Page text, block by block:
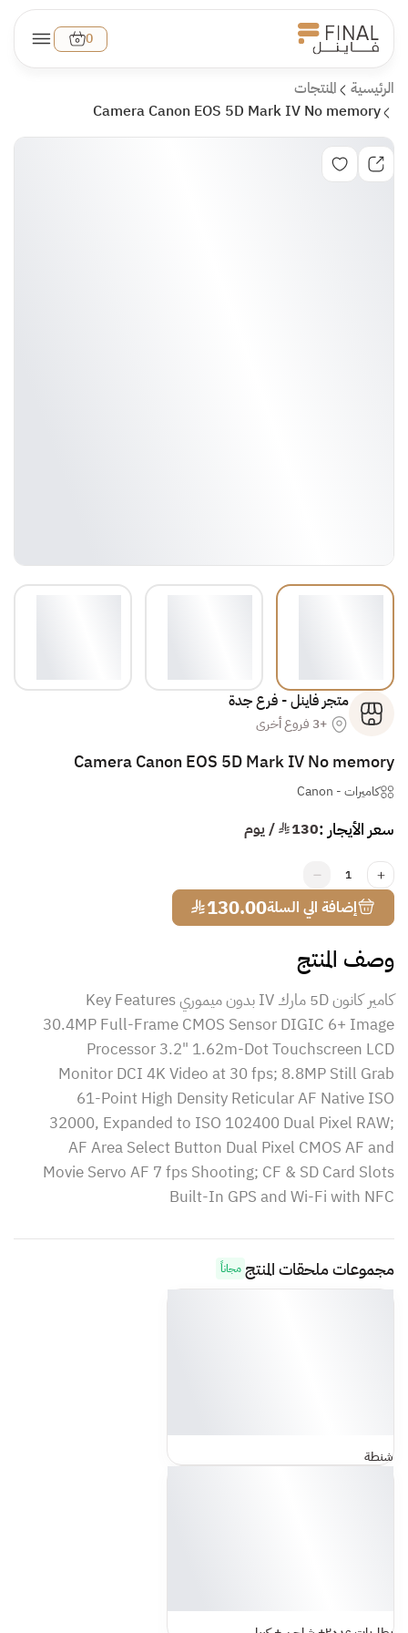
0
الرئيسية
المنتجات
Camera Canon EOS 5D Mark IV No memory
متجر فاينل - فرع جدة
+3 فروع أخرى
Camera Canon EOS 5D Mark IV No memory
كاميرات-
Canon
سعر الأيجار :130¥ / يوم
1
إضافة الي السلة130.00
¥
وصف المنتج
كامير كانون 5D مارك IV بدون ميموري Key Features
30.4MP Full-Frame CMOS Sensor DIGIC 6+ Image
Processor 3.2" 1.62m-Dot Touchscreen LCD
Monitor DCI 4K Video at 30 fps; 8.8MP Still Grab
61-Point High Density Reticular AF Native ISO
32000, Expanded to ISO 102400 Dual Pixel RAW;
AF Area Select Button Dual Pixel CMOS AF and
Movie Servo AF 7 fps Shooting; CF & SD Card Slots
Built-In GPS and Wi-Fi with NFC
مجموعات ملحقات المنتج مجاناً
شنطة